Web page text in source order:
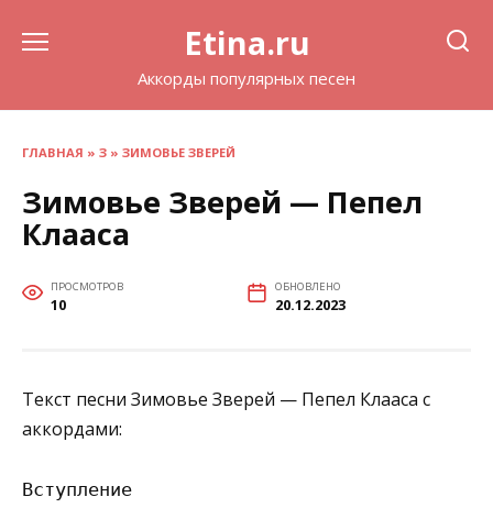
Etina.ru
Аккорды популярных песен
ГЛАВНАЯ » З » ЗИМОВЬЕ ЗВЕРЕЙ
Зимовье Зверей — Пепел
Клааса
ПРОСМОТРОВ
10
ОБНОВЛЕНО
20.12.2023
Текст песни Зимовье Зверей — Пепел Клааса с
аккордами:
Вступление